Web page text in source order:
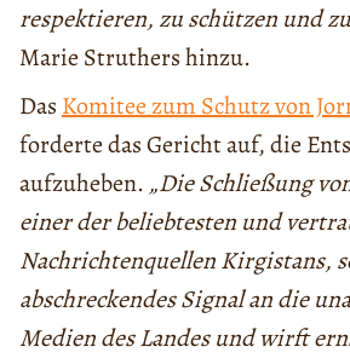
respektieren, zu schützen und
Marie Struthers hinzu.
Das Komitee zum Schutz von
forderte das Gericht auf, die
aufzuheben. „Die Schließung
einer der beliebtesten und
Nachrichtenquellen Kirgistans,
abschreckendes Signal an die
Medien des Landes und wirft